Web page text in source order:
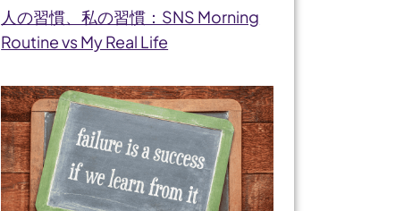
人の習慣、私の習慣：SNS Morning
Routine vs My Real Life